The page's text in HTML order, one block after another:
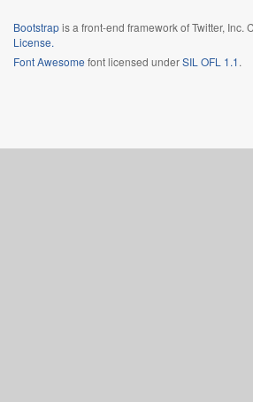
Bootstrapis a front-end framework of Twitter, Inc.
License.
Font Awesome font licensed underSIL OFL 1.1.